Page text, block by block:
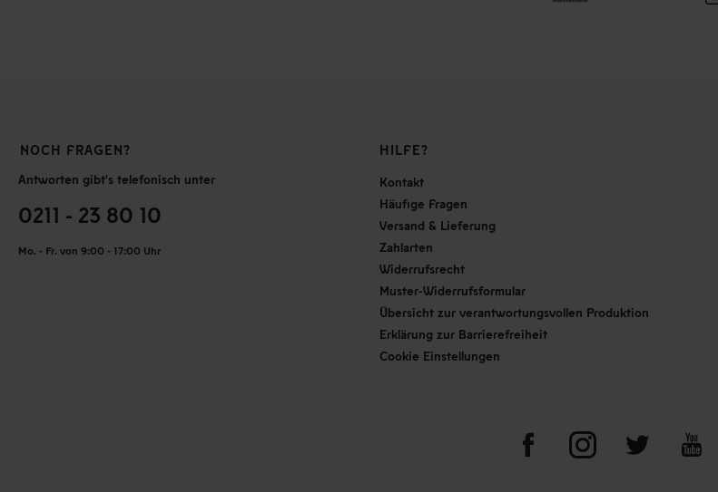
NOCH FRAGEN?
Antworten gibt's telefonisch unter
0211 - 23 80 10
Mo. - Fr. von 9:00 - 17:00 Uhr
HILFE?
Kontakt
Häufige Fragen
Versand & Lieferung
Zahlarten
Widerrufsrecht
Muster-Widerrufsformular
Übersicht zur verantwortungsvollen Produktion
Erklärung zur Barrierefreiheit
Cookie Einstellungen